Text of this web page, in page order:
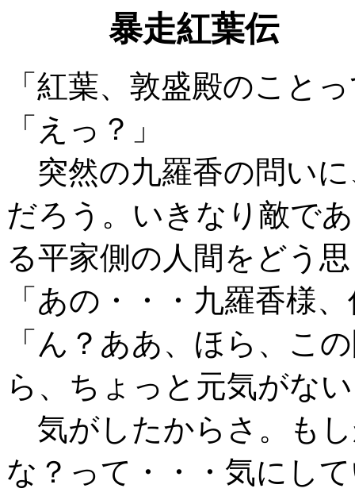
暴走紅葉伝
「紅葉、敦盛殿のこと
「えっ？」
突然の九羅香の問い
だろう。いきなり敵であ
る平家側の人間をどう
「あの・・・九羅香様
「ん？ああ、ほら、こ
ら、ちょっと元気がない
気がしたからさ。も
な？って・・・気にし